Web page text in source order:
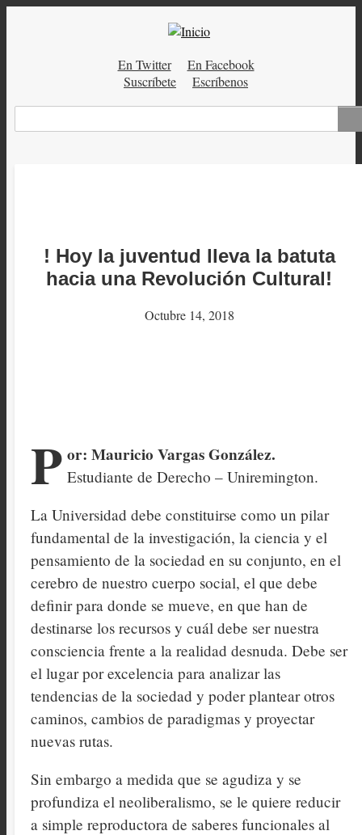
auxiliar
En Twitter
En Facebook
Suscríbete
Escríbenos
! Hoy la juventud lleva la batuta
hacia una Revolución Cultural!
Octubre 14, 2018
P or: Mauricio Vargas González.
Estudiante de Derecho – Uniremington.
La Universidad debe constituirse como un pilar
fundamental de la investigación, la ciencia y el
pensamiento de la sociedad en su conjunto, en el
cerebro de nuestro cuerpo social, el que debe
definir para donde se mueve, en que han de
destinarse los recursos y cuál debe ser nuestra
consciencia frente a la realidad desnuda. Debe ser
el lugar por excelencia para analizar las
tendencias de la sociedad y poder plantear otros
caminos, cambios de paradigmas y proyectar
nuevas rutas.
Sin embargo a medida que se agudiza y se
profundiza el neoliberalismo, se le quiere reducir
a simple reproductora de saberes funcionales al